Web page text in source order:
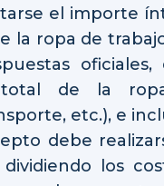
el importe
la ropa de
de la
etc.), e
debe
los